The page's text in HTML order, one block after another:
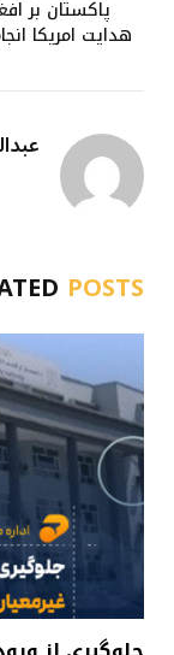
پاکستان بر
هدایت امریکا
POSTS